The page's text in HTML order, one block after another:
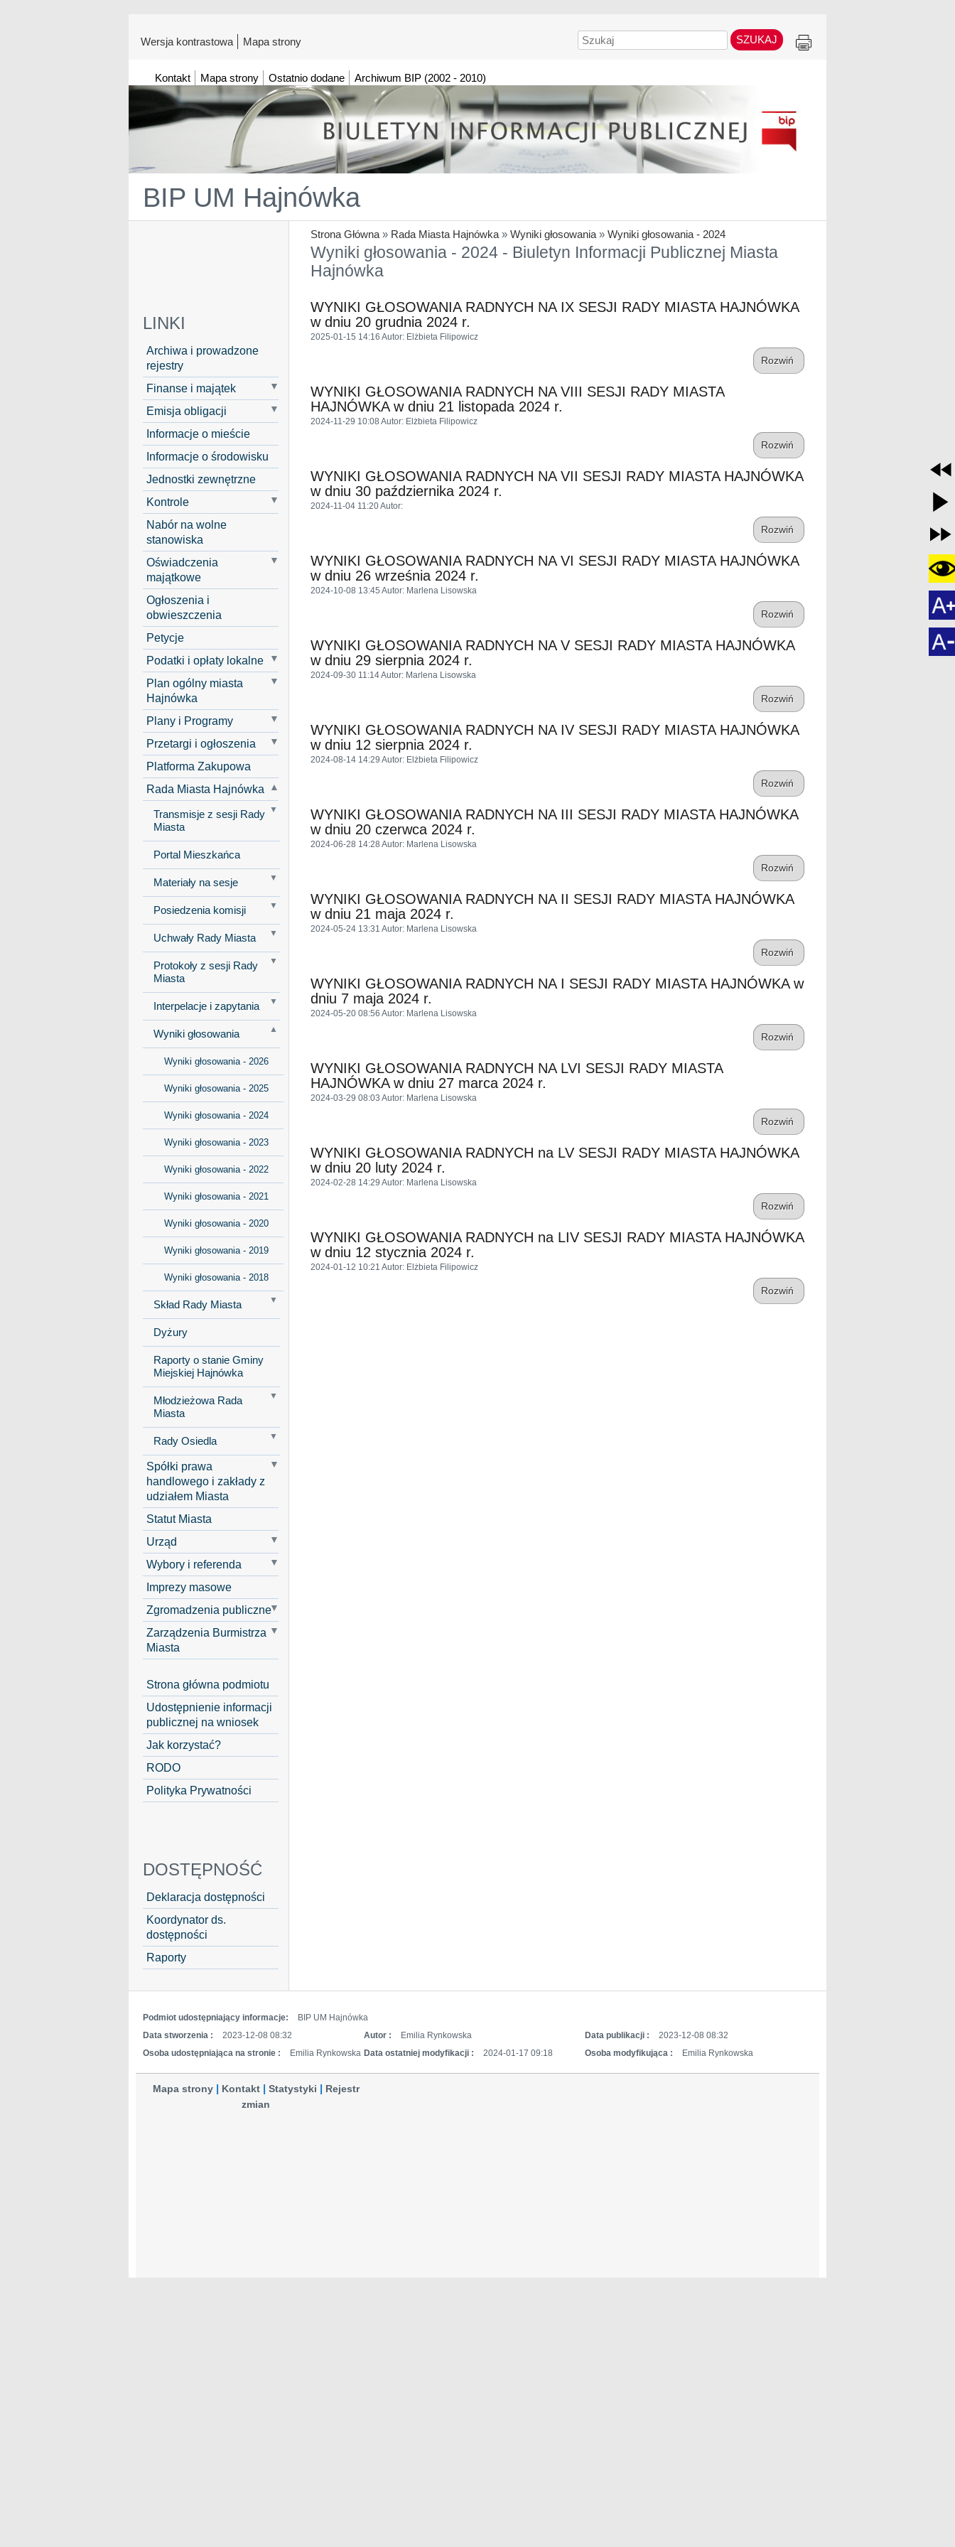
Wersja kontrastowa Mapa strony Szukaj
Kontakt Mapa strony Ostatnio dodane Archiwum BIP (2002 - 2010)
BIP UM Hajnówka
Strona Główna » Rada Miasta Hajnówka » Wyniki głosowania » Wyniki głosowania - 2024
Wyniki głosowania - 2024 - Biuletyn Informacji Publicznej Miasta
Hajnówka
LINKI
Archiwa i prowadzone
rejestry
Finanse i majątek
Emisja obligacji
Informacje o mieście
Informacje o środowisku
Jednostki zewnętrzne
Kontrole
Nabór na wolne
stanowiska
Oświadczenia
majątkowe
Ogłoszenia i
obwieszczenia
Petycje
Podatki i opłaty lokalne
Plan ogólny miasta
Hajnówka
Plany i Programy
Przetargi i ogłoszenia
Platforma Zakupowa
Rada Miasta Hajnówka
Transmisje z sesji Rady
Miasta
Portal Mieszkańca
Materiały na sesje
Posiedzenia komisji
Uchwały Rady Miasta
Protokoły z sesji Rady
Miasta
Interpelacje i zapytania
Wyniki głosowania
Wyniki głosowania - 2026
Wyniki głosowania - 2025
Wyniki głosowania - 2024
Wyniki głosowania - 2023
Wyniki głosowania - 2022
Wyniki głosowania - 2021
Wyniki głosowania - 2020
Wyniki głosowania - 2019
Wyniki głosowania - 2018
Skład Rady Miasta
Dyżury
Raporty o stanie Gminy
Miejskiej Hajnówka
Młodzieżowa Rada
Miasta
Rady Osiedla
Spółki prawa
handlowego i zakłady z
udziałem Miasta
Statut Miasta
Urząd
Wybory i referenda
Imprezy masowe
Zgromadzenia publiczne
Zarządzenia Burmistrza
Miasta
Strona główna podmiotu
Udostępnienie informacji
publicznej na wniosek
Jak korzystać?
RODO
Polityka Prywatności
DOSTĘPNOŚĆ
Deklaracja dostępności
Koordynator ds.
dostępności
Raporty
WYNIKI GŁOSOWANIA RADNYCH NA IX SESJI RADY MIASTA HAJNÓWKA
w dniu 20 grudnia 2024 r.
2025-01-15 14:16 Autor: Elżbieta Filipowicz
Rozwiń
WYNIKI GŁOSOWANIA RADNYCH NA VIII SESJI RADY MIASTA
HAJNÓWKA w dniu 21 listopada 2024 r.
2024-11-29 10:08 Autor: Elżbieta Filipowicz
Rozwiń
WYNIKI GŁOSOWANIA RADNYCH NA VII SESJI RADY MIASTA HAJNÓWKA
w dniu 30 października 2024 r.
2024-11-04 11:20Autor:
Rozwiń
WYNIKI GŁOSOWANIA RADNYCH NA VI SESJI RADY MIASTA HAJNÓWKA
w dniu 26 września 2024 r.
2024-10-08 13:45 Autor: Marlena Lisowska
Rozwiń
WYNIKI GŁOSOWANIA RADNYCH NA V SESJI RADY MIASTA HAJNÓWKA
w dniu 29 sierpnia 2024 r.
2024-09-30 11:14Autor: Marlena Lisowska
Rozwiń
WYNIKI GŁOSOWANIA RADNYCH NA IV SESJI RADY MIASTA HAJNÓWKA
w dniu 12 sierpnia 2024 r.
2024-08-14 14:29 Autor: Elżbieta Filipowicz
Rozwiń
WYNIKI GŁOSOWANIA RADNYCH NA III SESJI RADY MIASTA HAJNÓWKA
w dniu 20 czerwca 2024 r.
2024-06-28 14:28 Autor: Marlena Lisowska
Rozwiń
WYNIKI GŁOSOWANIA RADNYCH NA II SESJI RADY MIASTA HAJNÓWKA
w dniu 21 maja 2024 r.
2024-05-24 13:31 Autor: Marlena Lisowska
Rozwiń
WYNIKI GŁOSOWANIA RADNYCH NA I SESJI RADY MIASTA HAJNÓWKA w
dniu 7 maja 2024 r.
2024-05-20 08:56 Autor: Marlena Lisowska
Rozwiń
WYNIKI GŁOSOWANIA RADNYCH NA LVI SESJI RADY MIASTA
HAJNÓWKA w dniu 27 marca 2024 r.
2024-03-29 08:03 Autor: Marlena Lisowska
Rozwiń
WYNIKI GŁOSOWANIA RADNYCH na LV SESJI RADY MIASTA HAJNÓWKA
w dniu 20 luty 2024 r.
2024-02-28 14:29 Autor: Marlena Lisowska
Rozwiń
WYNIKI GŁOSOWANIA RADNYCH na LIV SESJI RADY MIASTA HAJNÓWKA
w dniu 12 stycznia 2024 r.
2024-01-12 10:21 Autor: Elżbieta Filipowicz
Rozwiń
Podmiot udostępniający informacje:
BIP UM Hajnówka
Data stworzenia :
2023-12-08 08:32 Autor : Emilia Rynkowska Data publikacji :
2023-12-08 08:32
Osoba udostępniająca na stronie :
Emilia Rynkowska Data ostatniej modyfikacji : 2024-01-17 09:18 Osoba modyfikująca : Emilia Rynkowska
Mapa strony Kontakt Statystyki
Rejestr
zmian